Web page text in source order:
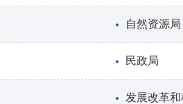
自然资源局
民政局
发展改革